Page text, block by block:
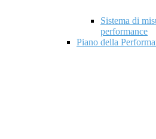
Sistema di
performance
Piano della